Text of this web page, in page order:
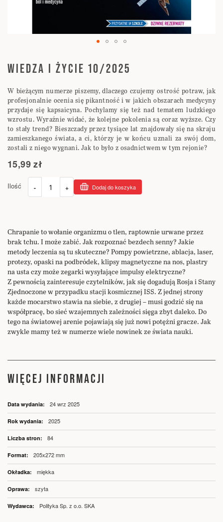
na
początek
WIEDZA I ŻYCIE 10/2025
W bieżącym numerze piszemy, dlaczego czujemy ostrość potraw, jak
profesjonalnie ocenia się pikantność i w jakich obszarach medycyny
przydaje się kapsaicyna. Pochylamy się też nad tematem ludzkiego
wzrostu. Wyraźnie widać, że kolejne pokolenia są coraz wyższe. Czy
to stały trend? Bieszczady przez tysiące lat znajdowały się na skraju
zamieszkanego świata, a ci, którzy je w końcu uznali za swój dom,
zostali z niego wygnani. Jak to było z osadnictwem w tym rejonie?
15,99 zł
Ilość - + Dodaj do koszyka
Chrapanie to wołanie organizmu o tlen, raptownie urwane przez
brak tchu. I może zabić. Jak rozpoznać bezdech senny? Jakie
metody leczenia są tu skuteczne? Pompy powietrzne, ablacja, laser,
protezy, opaski na podbródek, klipsy magnetyczne na nos, plastry
na usta czy może zegarki wysyłające impulsy elektryczne?
Z pewnością zainteresuje czytelników, jak się dogadują Rosja i Stany
Zjednoczone w przypadku stacji kosmicznej ISS. Z jednej strony
każde mocarstwo stawia na siebie, z drugiej – musi godzić się na
współpracę, bo sieć wzajemnych zależności sięga zbyt daleko. Do
tego na światowej arenie pojawiają się już nowi potężni gracze. Jak
zwykle mamy też w numerze wiele nowinek ze świata nauki.
WIĘCEJ INFORMACJI
Więcej
informacji
24 wrz 2025
2025
84
205x272 mm
miękka
szyta
Polityka Sp. z o.o. SKA